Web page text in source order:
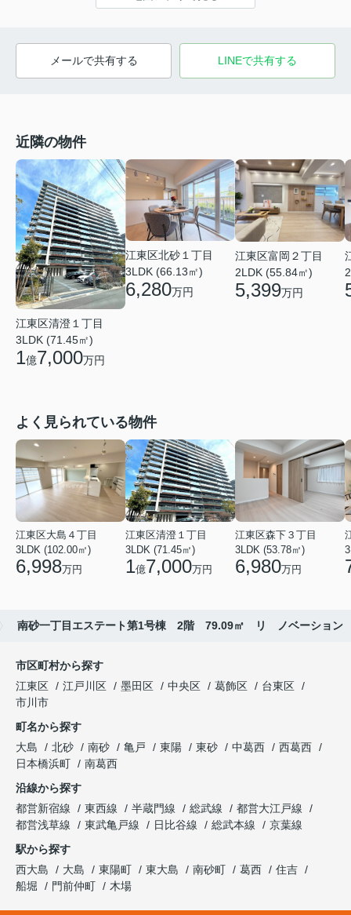
メールで共有する LINEで共有する
近隣の物件
江東区清澄１丁目
3LDK (71.45㎡)
1億7,000万円
江東区北砂１丁目
3LDK (66.13㎡)
6,280万円
江東区富岡２丁目
2LDK (55.84㎡)
5,399万円
よく見られている物件
江東区大島４丁目
3LDK (102.00㎡)
6,998万円
江東区清澄１丁目
3LDK (71.45㎡)
1億7,000万円
江東区森下３丁目
3LDK (53.78㎡)
6,980万円
南砂一丁目エステート第1号棟 2階 79.09㎡ リ ノベーション
市区町村から探す
江東区
江戸川区 墨田区 中央区 葛飾区
台東区
市川市
町名から探す
大島
北砂 南砂 亀戸 東陽 東砂 中葛西
西葛西
日本橋浜町
南葛西
沿線から探す
都営新宿線
東西線 半蔵門線 総武線
都営大江戸線
都営浅草線
東武亀戸線 日比谷線 総武本線
京葉線
駅から探す
西大島
大島 東陽町 東大島 南砂町 葛西
住吉
船堀
門前仲町 木場